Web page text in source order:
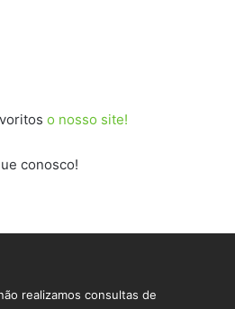
o nosso site!
conosco!
realizamos consultas de